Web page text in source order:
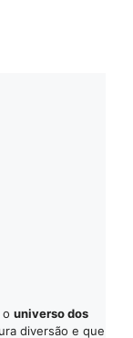
universo dos
diversão e que